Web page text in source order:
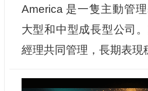
America 是一隻主動管
大型和中型成長型公司
經理共同管理，長期表現